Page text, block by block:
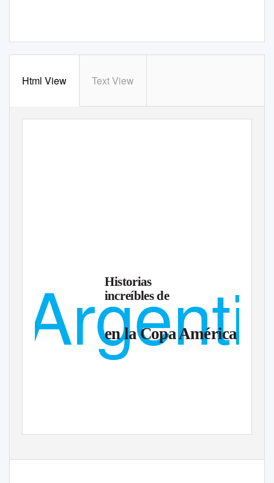
Html View Text View
Historias
increíbles de
en la Copa América